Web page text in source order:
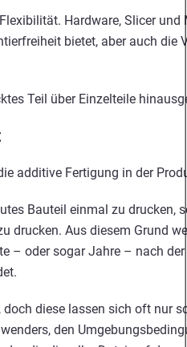
Hardware, Slicer
bietet, aber auch die
Teil über Einzelteile
additive Fertigung in der
Bauteil einmal zu drucken,
drucken. Aus diesem Grund
– oder sogar Jahre – nach
diese lassen sich oft nur
den